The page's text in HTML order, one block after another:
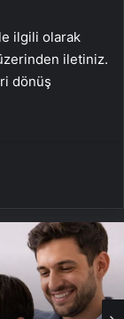
ilgili olarak
iletiniz.
dönüş